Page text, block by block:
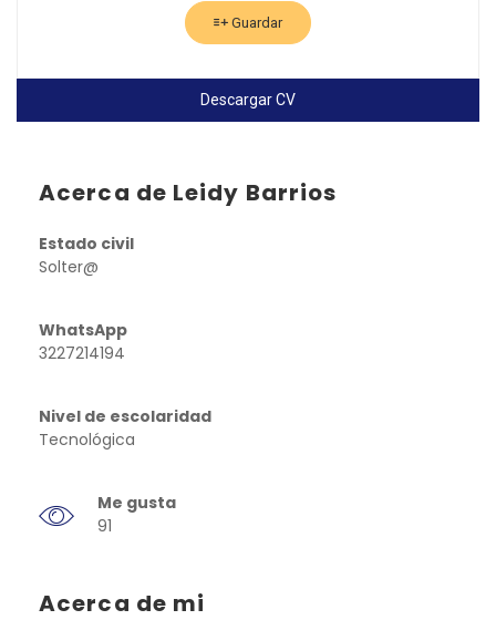
Guardar
Descargar CV
Acerca de Leidy Barrios
Estado civil
Solter@
WhatsApp
3227214194
Nivel de escolaridad
Tecnológica
Me gusta
91
Acerca de mi